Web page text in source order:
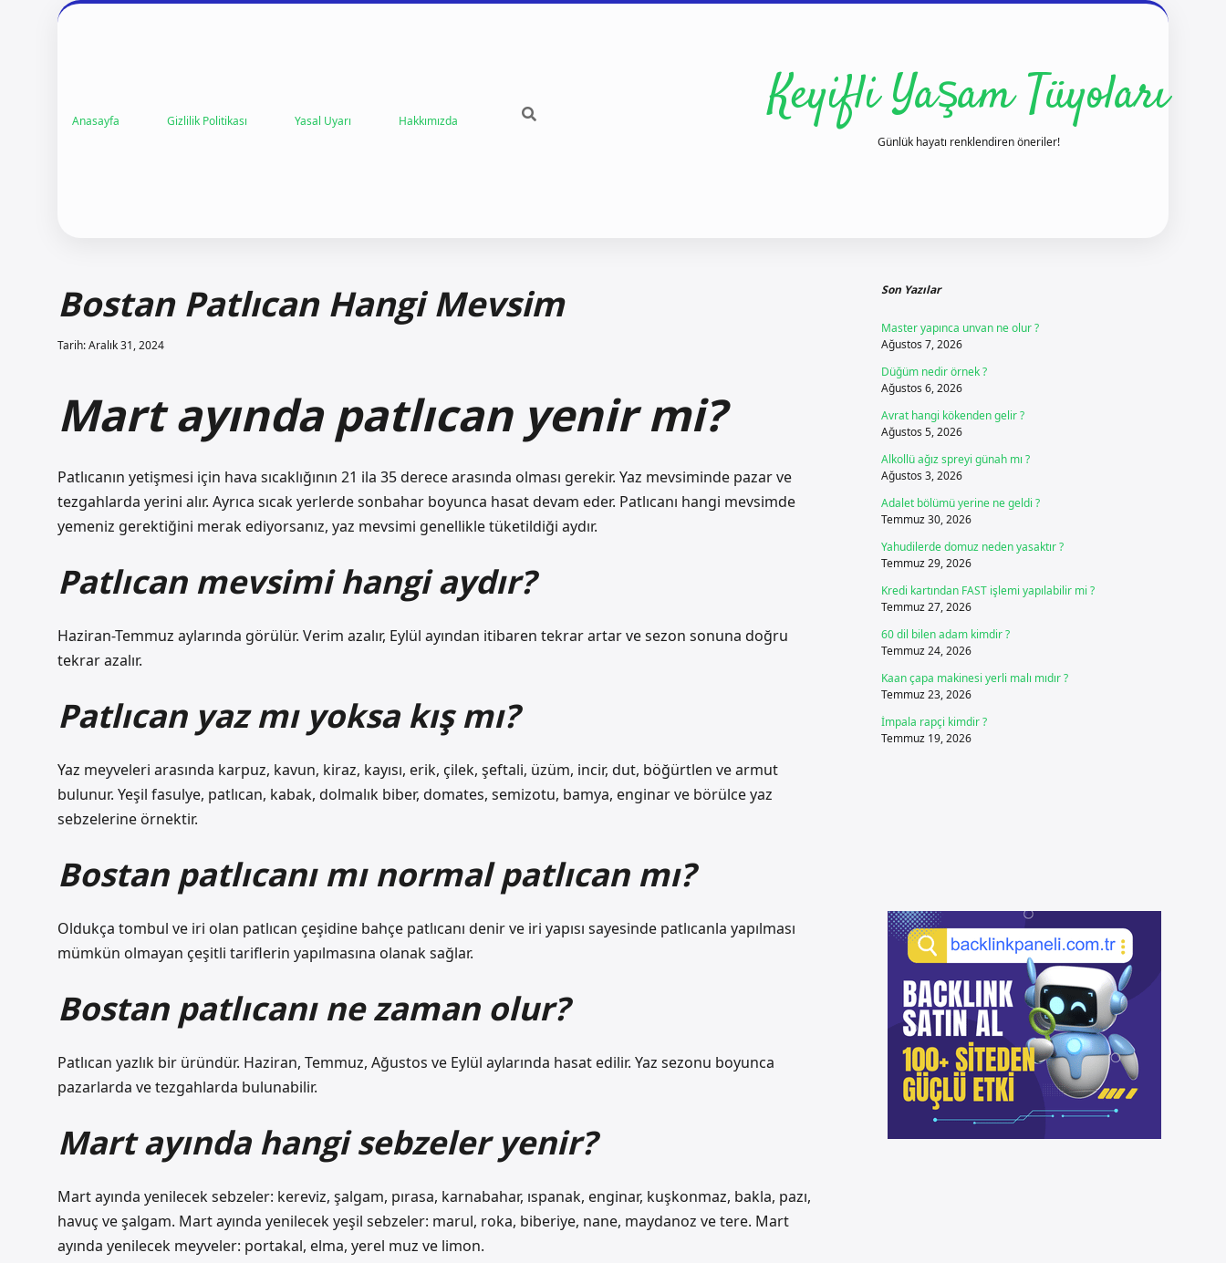
Anasayfa Gizlilik Politikası Yasal Uyarı Hakkımızda Keyifli Yaşam Tüyoları
Günlük hayatı renklendiren öneriler!
Bostan Patlıcan Hangi Mevsim
Tarih: Aralık 31, 2024
Mart ayında patlıcan yenir mi?
Patlıcanın yetişmesi için hava sıcaklığının 21 ila 35 derece arasında olması gerekir. Yaz mevsiminde pazar ve
tezgahlarda yerini alır. Ayrıca sıcak yerlerde sonbahar boyunca hasat devam eder. Patlıcanı hangi mevsimde
yemeniz gerektiğini merak ediyorsanız, yaz mevsimi genellikle tüketildiği aydır.
Patlıcan mevsimi hangi aydır?
Haziran-Temmuz aylarında görülür. Verim azalır, Eylül ayından itibaren tekrar artar ve sezon sonuna doğru
tekrar azalır.
Patlıcan yaz mı yoksa kış mı?
Yaz meyveleri arasında karpuz, kavun, kiraz, kayısı, erik, çilek, şeftali, üzüm, incir, dut, böğürtlen ve armut
bulunur. Yeşil fasulye, patlıcan, kabak, dolmalık biber, domates, semizotu, bamya, enginar ve börülce yaz
sebzelerine örnektir.
Bostan patlıcanı mı normal patlıcan mı?
Oldukça tombul ve iri olan patlıcan çeşidine bahçe patlıcanı denir ve iri yapısı sayesinde patlıcanla yapılması
mümkün olmayan çeşitli tariflerin yapılmasına olanak sağlar.
Bostan patlıcanı ne zaman olur?
Patlıcan yazlık bir üründür. Haziran, Temmuz, Ağustos ve Eylül aylarında hasat edilir. Yaz sezonu boyunca
pazarlarda ve tezgahlarda bulunabilir.
Mart ayında hangi sebzeler yenir?
Mart ayında yenilecek sebzeler: kereviz, şalgam, pırasa, karnabahar, ıspanak, enginar, kuşkonmaz, bakla, pazı,
havuç ve şalgam. Mart ayında yenilecek yeşil sebzeler: marul, roka, biberiye, nane, maydanoz ve tere. Mart
ayında yenilecek meyveler: portakal, elma, yerel muz ve limon.
Son Yazılar
Master yapınca unvan ne olur ?
Ağustos 7, 2026
Düğüm nedir örnek ?
Ağustos 6, 2026
Avrat hangi kökenden gelir ?
Ağustos 5, 2026
Alkollü ağız spreyi günah mı ?
Ağustos 3, 2026
Adalet bölümü yerine ne geldi ?
Temmuz 30, 2026
Yahudilerde domuz neden yasaktır ?
Temmuz 29, 2026
Kredi kartından FAST işlemi yapılabilir mi ?
Temmuz 27, 2026
60 dil bilen adam kimdir ?
Temmuz 24, 2026
Kaan çapa makinesi yerli malı mıdır ?
Temmuz 23, 2026
İmpala rapçi kimdir ?
Temmuz 19, 2026